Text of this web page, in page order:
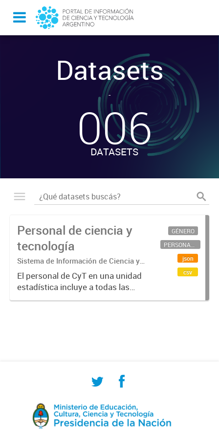
Datasets
-
006
DATASETS
Personal de ciencia y
tecnología
Sistema de Información de Ciencia y
Tecnología Argentino (SICYTAR)
El personal de CyT en una unidad
estadística incluye a todas las
personas involucradas
GÉNERO
PERSONAL CIENTÍFICO-TECNOLÓGICO
json
csv